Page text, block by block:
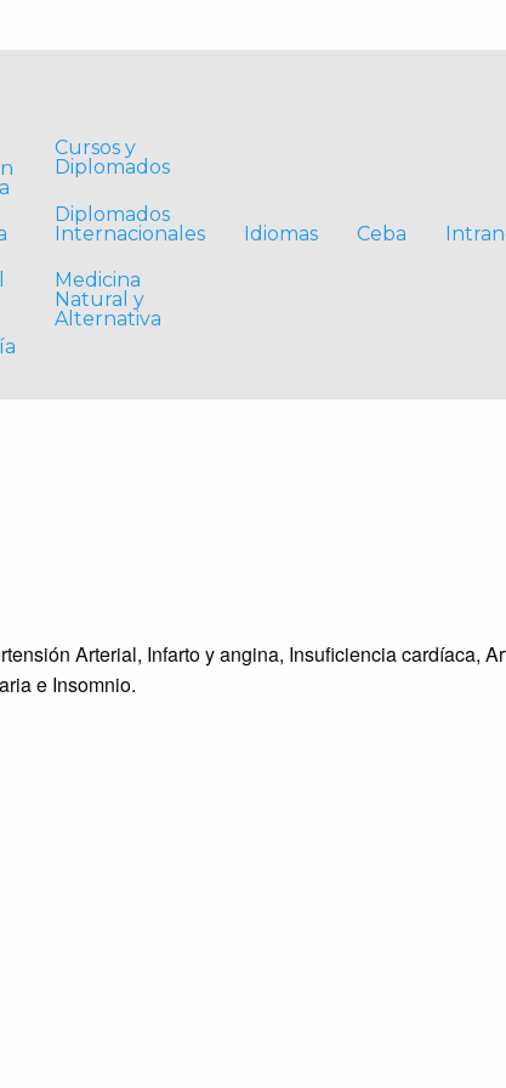
Cursos y
Diplomados
Diplomados
Internacionales
Medicina
Natural y
Alternativa
Idiomas Ceba
Arterial, Infarto y angina, Insuficiencia cardíaca,
e Insomnio.